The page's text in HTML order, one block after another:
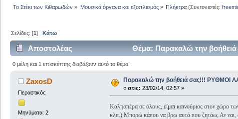
Το Στέκι των Κιθαρωδών » Μουσικά όργανα και εξοπλισμός» Πλήκτρα(Συντονιστές:
Σελίδες: [1]Κάτω
Αποστολέας Θέμα: Παρακαλώ την
0 μέλη και 1 επισκέπτης διαβάζουν αυτό το θέμα.
ZaxosD
Περαστικός
Μηνύματα: 2
Παρακαλώ την βοήθειά σας!!! ΡΥΘΜΟΙ
« στις: 23/02/14, 02:57 »
Καλησπέρα σε όλους, είμαι καινούριος στον χώρο
κλπ.).Μπορώ κάπου να βρω αυτά που ζητάω; Αν ναι,